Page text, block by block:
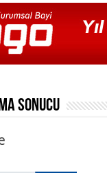
Sonucu